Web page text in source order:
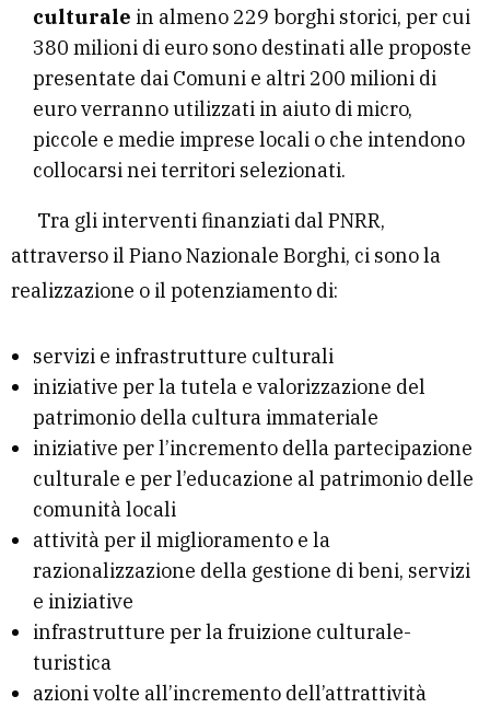
culturale in almeno 229 borghi storici, per cui
380 milioni di euro sono destinati alle proposte
presentate dai Comuni e altri 200 milioni di
euro verranno utilizzati in aiuto di micro,
piccole e medie imprese locali o che intendono
collocarsi nei territori selezionati.
Tra gli interventi finanziati dal PNRR,
attraverso il Piano Nazionale Borghi, ci sono la
realizzazione o il potenziamento di:
servizi e infrastrutture culturali
iniziative per la tutela e valorizzazione del
patrimonio della cultura immateriale
iniziative per l’incremento della partecipazione
culturale e per l’educazione al patrimonio delle
comunità locali
attività per il miglioramento e la
razionalizzazione della gestione di beni, servizi
e iniziative
infrastrutture per la fruizione culturale-
turistica
azioni volte all’incremento dell’attrattività